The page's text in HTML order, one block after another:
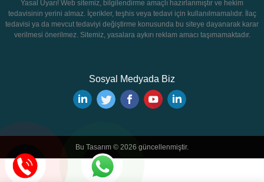
Yasal Uyarı! Web sitemiz, bilgilendirme amaçlı hazırlanmıştır ve hekim
tedavisinin yerini almaz. İçerikler, teşhis veya tedavi için kullanılmamalıdır. İlaç
tedavisi ya da mevcut tedaviyi değiştirme konusunda bu siteye dayanarak karar
verilmesi önerilmez. Sitemiz, yasalara aykırı reklam amacı taşımamaktadır.
Sosyal Medyada Biz
Bu Tasarım © 2026 güncellenmiştir.